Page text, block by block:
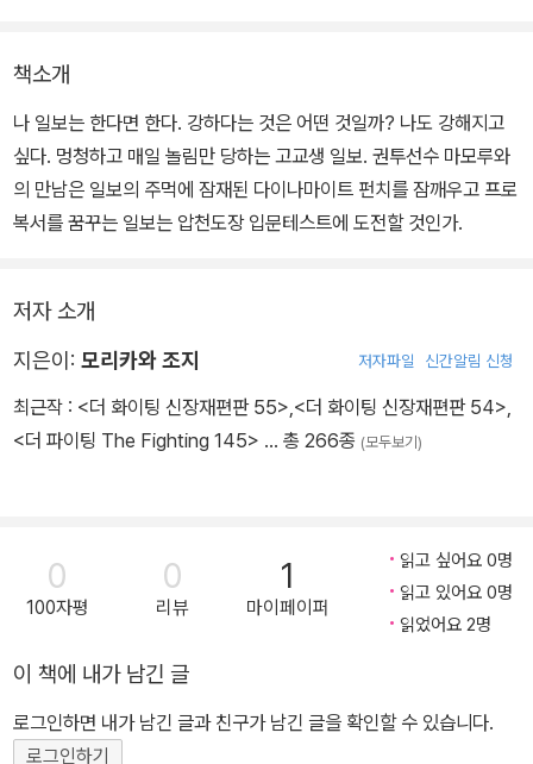
책소개
나 일보는 한다면 한다. 강하다는 것은 어떤 것일까? 나도 강해지고
싶다. 멍청하고 매일 놀림만 당하는 고교생 일보. 권투선수 마모루와
의 만남은 일보의 주먹에 잠재된 다이나마이트 펀치를 잠깨우고 프로
복서를 꿈꾸는 일보는 압천도장 입문테스트에 도전할 것인가.
저자 소개
지은이: 모리카와 조지 저자파일 신간알림 신청
최근작 : <더 화이팅 신장재편판 55>,<더 화이팅 신장재편판 54>,
<더 파이팅 The Fighting 145> … 총 266종 (모두보기)
0
100자평
0
리뷰
1
마이페이퍼
읽고 싶어요 0명
읽고 있어요 0명
읽었어요 2명
이 책에 내가 남긴 글
로그인하면 내가 남긴 글과 친구가 남긴 글을 확인할 수 있습니다.
로그인하기